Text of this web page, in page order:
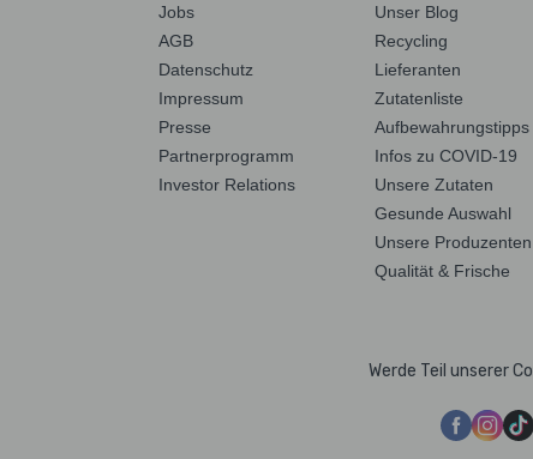
Jobs
AGB
Datenschutz
Impressum
Presse
Partnerprogramm
Investor Relations
Unser Blog
Recycling
Lieferanten
Zutatenliste
Aufbewahrungstipps
Infos zu COVID-19
Unsere Zutaten
Gesunde Auswahl
Unsere Produzenten
Qualität & Frische
Werde Teil unserer